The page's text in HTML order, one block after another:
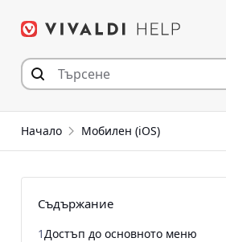
към съдържанието
Начало Мобилен (iOS)
Съдържание
1Достъп до основното меню